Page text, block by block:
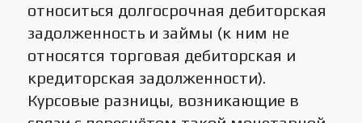
относиться долгосрочная дебиторская
задолженность и займы (к ним не
относятся торговая дебиторская и
кредиторская задолженности).
Курсовые разницы, возникающие в